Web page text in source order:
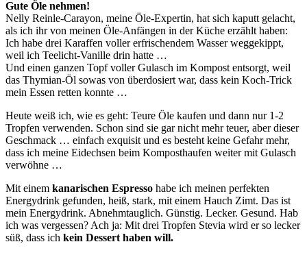
Gute Öle nehmen!
Nelly Reinle-Carayon, meine Öle-Expertin, hat sich kaputt gelacht,
als ich ihr von meinen Öle-Anfängen in der Küche erzählt haben:
Ich habe drei Karaffen voller erfrischendem Wasser weggekippt,
weil ich Teelicht-Vanille drin hatte …
Und einen ganzen Topf voller Gulasch im Kompost entsorgt, weil
das Thymian-Öl sowas von überdosiert war, dass kein Koch-Trick
mein Essen retten konnte …
Heute weiß ich, wie es geht: Teure Öle kaufen und dann nur 1-2
Tropfen verwenden. Schon sind sie gar nicht mehr teuer, aber dieser
Geschmack … einfach exquisit und es besteht keine Gefahr mehr,
dass ich meine Eidechsen beim Komposthaufen weiter mit Gulasch
verwöhne …
Mit einem kanarischen Espresso habe ich meinen perfekten
Energydrink gefunden, heiß, stark, mit einem Hauch Zimt. Das ist
mein Energydrink. Abnehmtauglich. Günstig. Lecker. Gesund. Hab
ich was vergessen? Ach ja: Mit drei Tropfen Stevia wird er so lecker
süß, dass ich kein Dessert haben will.